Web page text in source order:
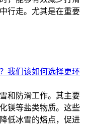
行走。尤其是在重要
我们该如何选择更环
和防滑工作。其主要
镁等盐类物质。这些
低冰雪的熔点，促进